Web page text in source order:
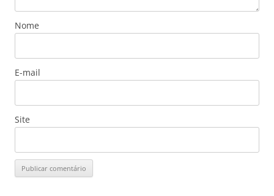
Nome
E-mail
Site